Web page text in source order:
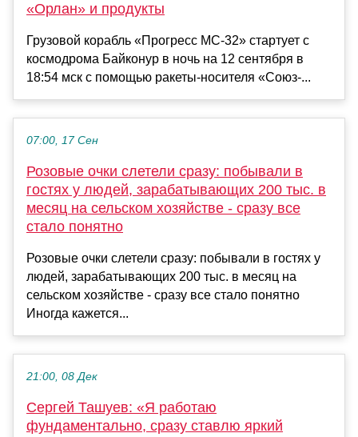
«Орлан» и продукты
Грузовой корабль «Прогресс МС-32» стартует с
космодрома Байконур в ночь на 12 сентября в
18:54 мск с помощью ракеты-носителя «Союз-...
07:00, 17 Сен
Розовые очки слетели сразу: побывали в
гостях у людей, зарабатывающих 200 тыс. в
месяц на сельском хозяйстве - сразу все
стало понятно
Розовые очки слетели сразу: побывали в гостях у
людей, зарабатывающих 200 тыс. в месяц на
сельском хозяйстве - сразу все стало понятно
Иногда кажется...
21:00, 08 Дек
Сергей Ташуев: «Я работаю
фундаментально, сразу ставлю яркий